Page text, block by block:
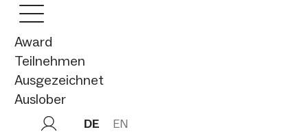
Award
Teilnehmen
Ausgezeichnet
Auslober
DE EN